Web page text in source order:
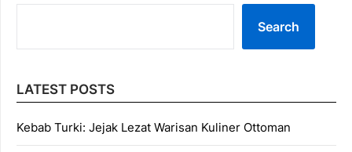
Search
LATEST POSTS
Kebab Turki: Jejak Lezat Warisan Kuliner Ottoman